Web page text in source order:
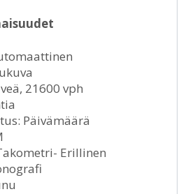
21600 vph
Päivämäärä
Erillinen